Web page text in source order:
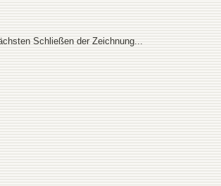
Schließen der Zeichnung...